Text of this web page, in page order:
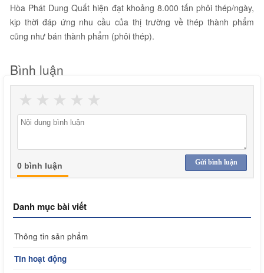
Hòa Phát Dung Quất hiện đạt khoảng 8.000 tấn phôi thép/ngày,
kịp thời đáp ứng nhu cầu của thị trường về thép thành phẩm
cũng như bán thành phẩm (phôi thép).
Bình luận
★
★
★
★
★
Gửi bình luận
0 bình luận
Danh mục bài viết
Thông tin sản phẩm
Tin hoạt động